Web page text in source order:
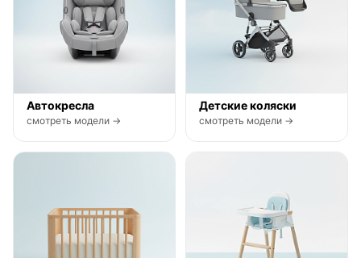
Автокресла
смотреть модели →
Детские коляски
смотреть модели →